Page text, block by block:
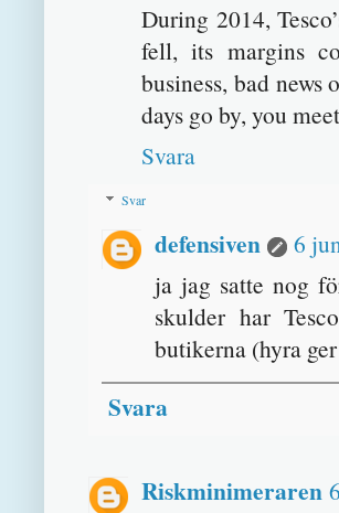
During 2014,
fell, its margins
business, bad
days go by, you
Svara
Svar
defensiven
6
ja jag satte nog
skulder har
butikerna (hyra
Svara
Riskminimeraren